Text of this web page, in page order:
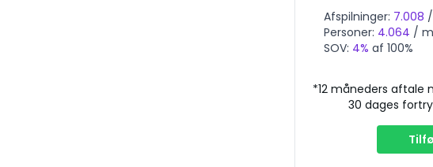
Afspilninger: 7.008
Personer: 4.064 /
SOV: 4% af 100%
*12 måneders aftale
30 dages